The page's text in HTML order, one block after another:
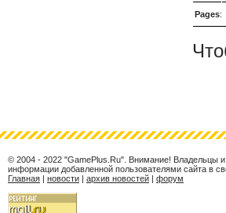
Pages:
© 2004 - 2022 "GamePlus.Ru". Внимание! Владельцы и
информации добавленной пользователями сайта в
Главная | новости | архив новостей | форум